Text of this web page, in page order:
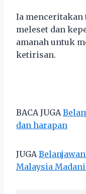
Ia menceritakan
meleset dan
amanah untuk
ketirisan.
BACA JUGA
dan harapan
JUGA
Malaysia